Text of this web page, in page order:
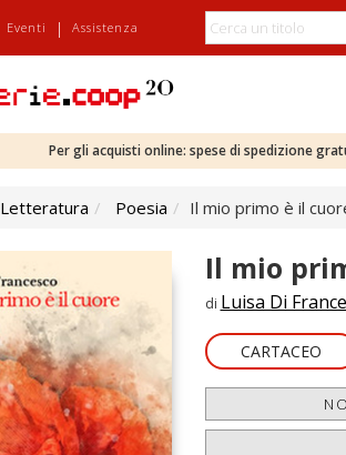
Eventi | Assistenza
Per gli acquisti online: spese di spedizione
Letteratura Poesia Il mio primo è il
Il mio
di Luisa Di
CARTACEO